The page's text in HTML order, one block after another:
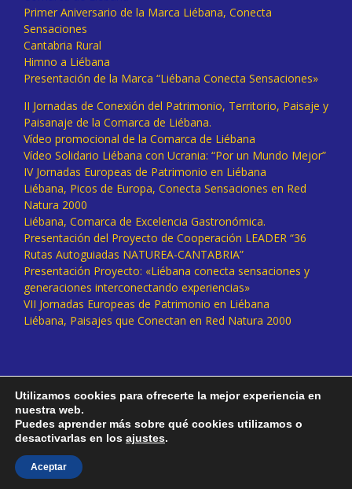
Primer Aniversario de la Marca Liébana, Conecta
Sensaciones
Cantabria Rural
Himno a Liébana
Presentación de la Marca “Liébana Conecta Sensaciones»
II Jornadas de Conexión del Patrimonio, Territorio, Paisaje y
Paisanaje de la Comarca de Liébana.
Vídeo promocional de la Comarca de Liébana
Vídeo Solidario Liébana con Ucrania: “Por un Mundo Mejor”
IV Jornadas Europeas de Patrimonio en Liébana
Liébana, Picos de Europa, Conecta Sensaciones en Red
Natura 2000
Liébana, Comarca de Excelencia Gastronómica.
Presentación del Proyecto de Cooperación LEADER “36
Rutas Autoguiadas NATUREA-CANTABRIA”
Presentación Proyecto: «Liébana conecta sensaciones y
generaciones interconectando experiencias»
VII Jornadas Europeas de Patrimonio en Liébana
Liébana, Paisajes que Conectan en Red Natura 2000
Utilizamos cookies para ofrecerte la mejor experiencia en
nuestra web.
Puedes aprender más sobre qué cookies utilizamos o
desactivarlas en los ajustes.
Aceptar